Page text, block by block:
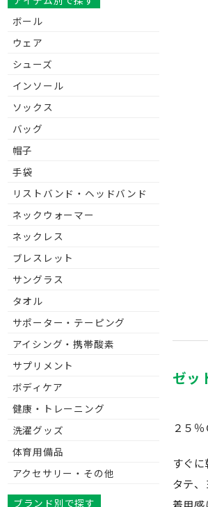
ゼッ
２５
すぐ
タテ
ボール
ウェア
シューズ
インソール
ソックス
バッグ
帽子
手袋
リストバンド・ヘッドバンド
ネックウォーマー
ネックレス
ブレスレット
サングラス
タオル
サポーター・テーピング
アイシング・携帯酸素
サプリメント
ボディケア
健康・トレーニング
洗濯グッズ
体育用備品
アクセサリー・その他
ブランド別で探す